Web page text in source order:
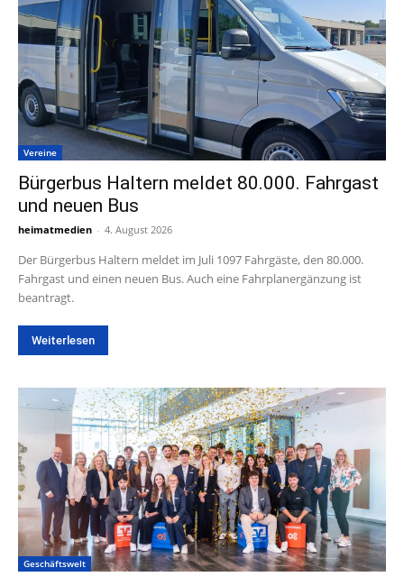
Vereine
Bürgerbus Haltern meldet 80.000. Fahrgast
und neuen Bus
heimatmedien - 4. August 2026
Der Bürgerbus Haltern meldet im Juli 1097 Fahrgäste, den 80.000.
Fahrgast und einen neuen Bus. Auch eine Fahrplanergänzung ist
beantragt.
Weiterlesen
Geschäftswelt